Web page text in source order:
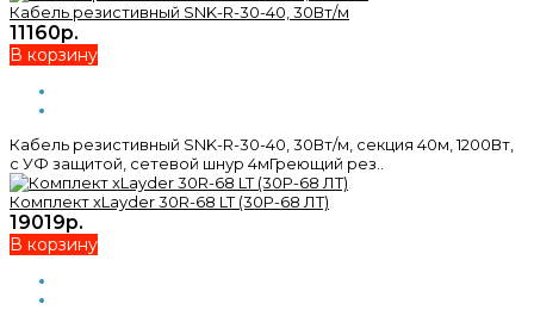
Кабель резистивный SNK-R-30-40, 30Вт/м
11160р.
В корзину
Кабель резистивный SNK-R-30-40, 30Вт/м, секция 40м, 1200Вт,
с УФ защитой, сетевой шнур 4мГреющий рез..
Комплект xLayder 30R-68 LT (30Р-68 ЛТ)
19019р.
В корзину